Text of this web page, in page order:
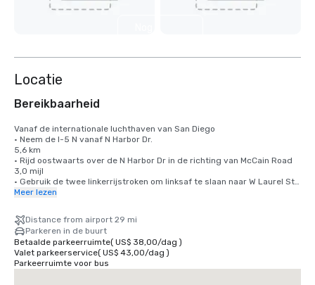
Locatie
Bereikbaarheid
Vanaf de internationale luchthaven van San Diego
• Neem de I-5 N vanaf N Harbor Dr.
5,6 km
• Rijd oostwaarts over de N Harbor Dr in de richting van McCain Road
3,0 mijl
• Gebruik de twee linkerrijstroken om linksaf te slaan naar W Laurel St
0,4 km
0,8 km
• Gebruik de twee linkerrijstroken om de oprit naar de I-5 N te nemen
0,4 km
• Volg de I-5 N naar Cannon Road in Carlsbad. Neem afrit 48 vanaf de
I-5 N
29,7 mijl
Meer lezen
Distance from airport 29 mi
Parkeren in de buurt
Betaalde parkeerruimte( US$ 38,00/dag )
Valet parkeerservice( US$ 43,00/dag )
Parkeerruimte voor bus